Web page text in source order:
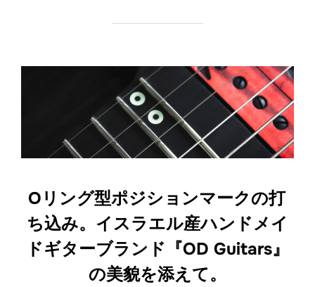
Oリング型ポジションマークの打
ち込み。イスラエル産ハンドメイ
ドギターブランド『OD Guitars』
の美貌を添えて。